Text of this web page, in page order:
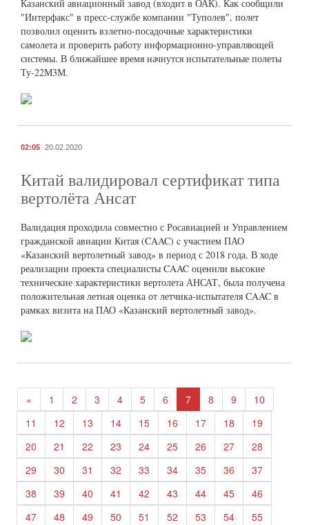
Казанский авиационный завод (входит в ОАК). Как сообщили
"Интерфакс" в пресс-службе компании "Туполев", полет
позволил оценить взлетно-посадочные характеристики
самолета и проверить работу информационно-управляющей
системы. В ближайшее время начнутся испытательные полеты
Ту-22М3М.
02:05 20.02.2020
Китай валидировал сертификат типа
вертолёта Ансат
Валидация проходила совместно с Росавиацией и Управлением
гражданской авиации Китая (CAAC) c участием ПАО
«Казанский вертолетный завод» в период с 2018 года. В ходе
реализации проекта специалисты CAAC оценили высокие
технические характеристики вертолета АНСАТ, была получена
положительная летная оценка от летчика-испытателя CAAC в
рамках визита на ПАО «Казанский вертолетный завод».
« 1 2 3 4 5 6 7 8 9
10
11
12 13 14 15 16 17 18
19
20
21 22 23 24 25 26 27
28
29
30 31 32 33 34 35 36
37
38
39 40 41 42 43 44 45
46
47
48 49 50 51 52 53 54
55